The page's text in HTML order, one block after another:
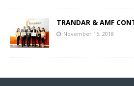
TRANDAR & AMF
November 15, 2018